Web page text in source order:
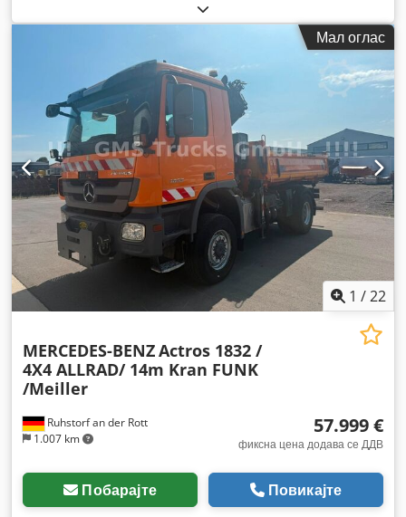
Мал оглас
1 /22
Ruhstorf an der Rott
1.007 km
MERCEDES-BENZActros 1832 /
4X4 ALLRAD/ 14m Kran FUNK
/Meiller
57.999 €
фиксна цена додава се ДДВ
Побарајте Повикајте